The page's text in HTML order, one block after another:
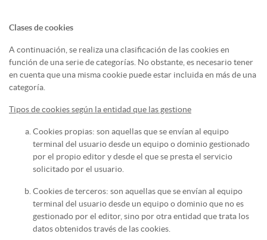
Clases de cookies
A continuación, se realiza una clasificación de las cookies en
función de una serie de categorías. No obstante, es necesario tener
en cuenta que una misma cookie puede estar incluida en más de una
categoría.
Tipos de cookies según la entidad que las gestione
Cookies propias: son aquellas que se envían al equipo
terminal del usuario desde un equipo o dominio gestionado
por el propio editor y desde el que se presta el servicio
solicitado por el usuario.
Cookies de terceros: son aquellas que se envían al equipo
terminal del usuario desde un equipo o dominio que no es
gestionado por el editor, sino por otra entidad que trata los
datos obtenidos través de las cookies.